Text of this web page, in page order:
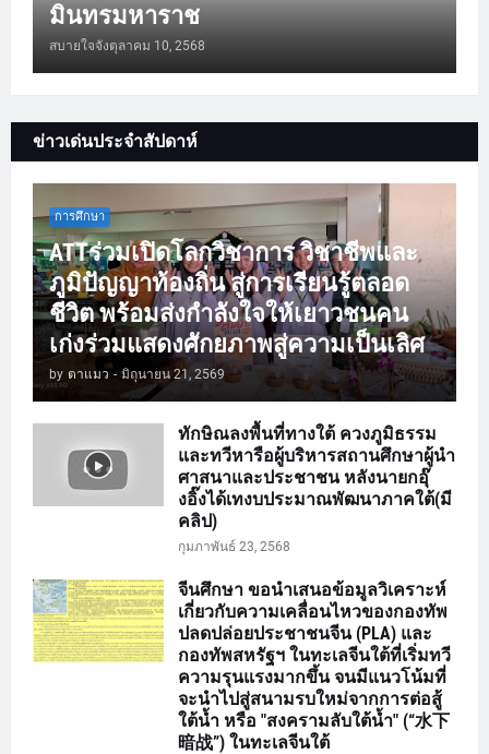
มินทรมหาราช
สบายใจจังตุลาคม 10, 2568
ข่าวเด่นประจำสัปดาห์
การศึกษา
ATTร่วมเปิดโลกวิชาการ วิชาชีพและ
ภูมิปัญญาท้องถิ่น สู่การเรียนรู้ตลอด
ชีวิต พร้อมส่งกำลังใจให้เยาวชนคน
เก่งร่วมแสดงศักยภาพสู่ความเป็นเลิศ
by ตาแมว - มิถุนายน 21, 2569
ทักษิณลงพื้นที่ทางใต้ ควงภูมิธรรม
และทวีหารือผู้บริหารสถานศึกษาผู้นำ
ศาสนาและประชาชน หลังนายกอุ๊
งอิ๊งได้เทงบประมาณพัฒนาภาคใต้(มี
คลิป)
กุมภาพันธ์ 23, 2568
จีนศึกษา ขอนำเสนอข้อมูลวิเคราะห์
เกี่ยวกับความเคลื่อนไหวของกองทัพ
ปลดปล่อยประชาชนจีน (PLA) และ
กองทัพสหรัฐฯ ในทะเลจีนใต้ที่เริ่มทวี
ความรุนแรงมากขึ้น จนมีแนวโน้มที่
จะนำไปสู่สนามรบใหม่จากการต่อสู้
ใต้น้ำ หรือ "สงครามลับใต้น้ำ" (“水下
暗战”) ในทะเลจีนใต้